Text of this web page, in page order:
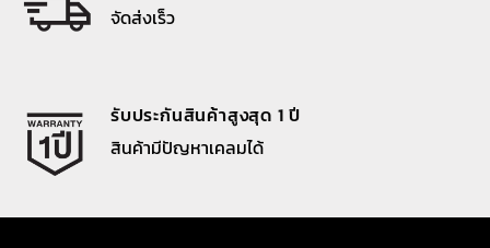
จัดส่งเร็ว
รับประกันสินค้าสูงสุด 1 ปี
สินค้ามีปัญหาเคลมได้